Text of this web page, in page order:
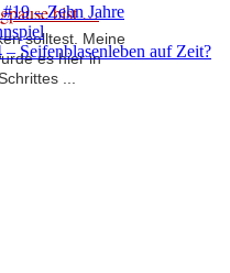
bist …
solltest. Meine
es hier in
...
– Zehn Jahre
Seifenblasenleben auf Zeit?